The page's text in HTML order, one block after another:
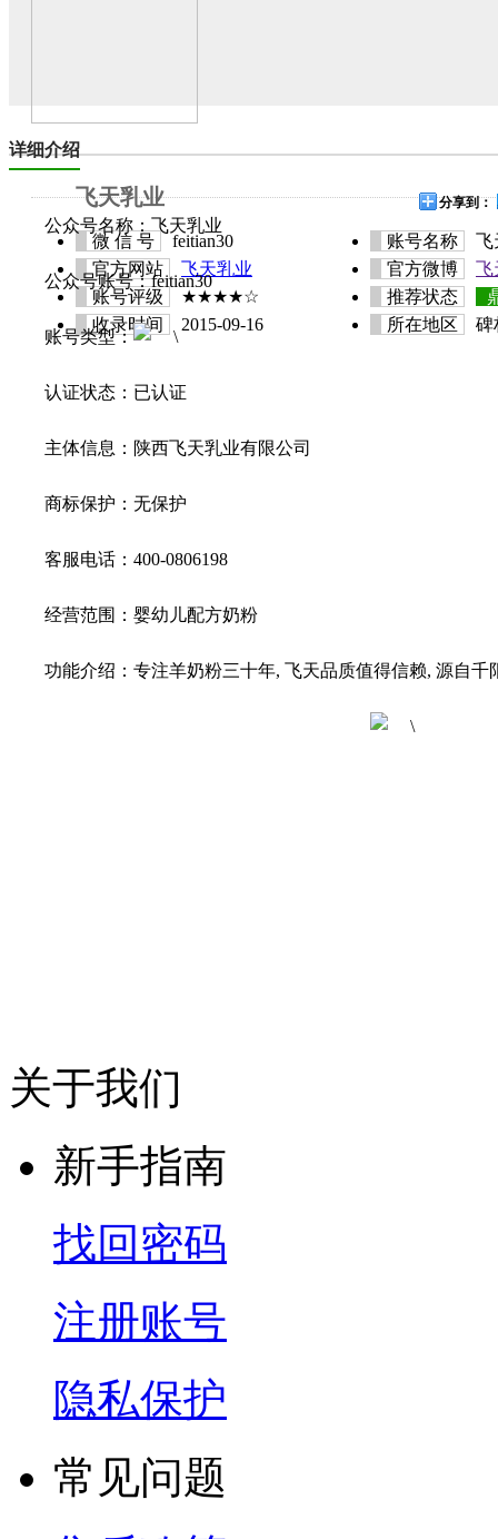
飞天乳业 分享到：
微 信 号 feitian30 账号名称
飞
官方网站
飞天乳业 官方微博
飞
账号评级
★★★★☆ 推荐状态
收录时间
2015-09-16 所在地区 碑
详细介绍
公众号名称：飞天乳业
公众号账号：feitian30
账号类型：
认证状态：已认证
主体信息： 陕西飞天乳业有限公司
商标保护：无保护
客服电话：400-0806198
经营范围：婴幼儿配方奶粉
功能介绍： 专注羊奶粉三十年, 飞天品质值得信赖, 源自千
关于我们
新手指南
找回密码
注册账号
隐私保护
常见问题